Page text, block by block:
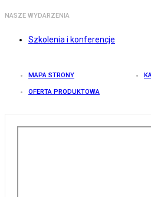
NASZE WYDARZENIA
Szkolenia i konferencje
MAPA STRONY
OFERTA PRODUKTOWA